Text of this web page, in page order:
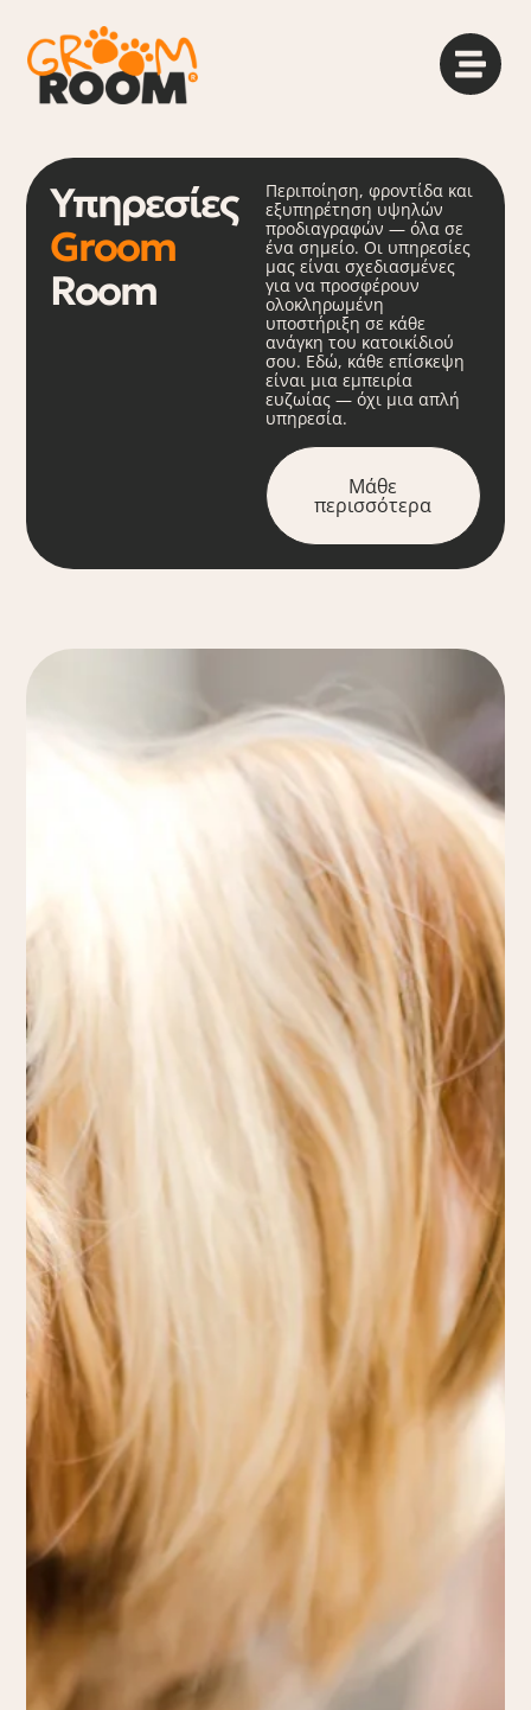
Υπηρεσίες
Groom
Room
Περιποίηση, φροντίδα και
εξυπηρέτηση υψηλών
προδιαγραφών — όλα σε
ένα σημείο. Οι υπηρεσίες
μας είναι σχεδιασμένες
για να προσφέρουν
ολοκληρωμένη
υποστήριξη σε κάθε
ανάγκη του κατοικίδιού
σου. Εδώ, κάθε επίσκεψη
είναι μια εμπειρία
ευζωίας — όχι μια απλή
υπηρεσία.
Μάθε
περισσότερα